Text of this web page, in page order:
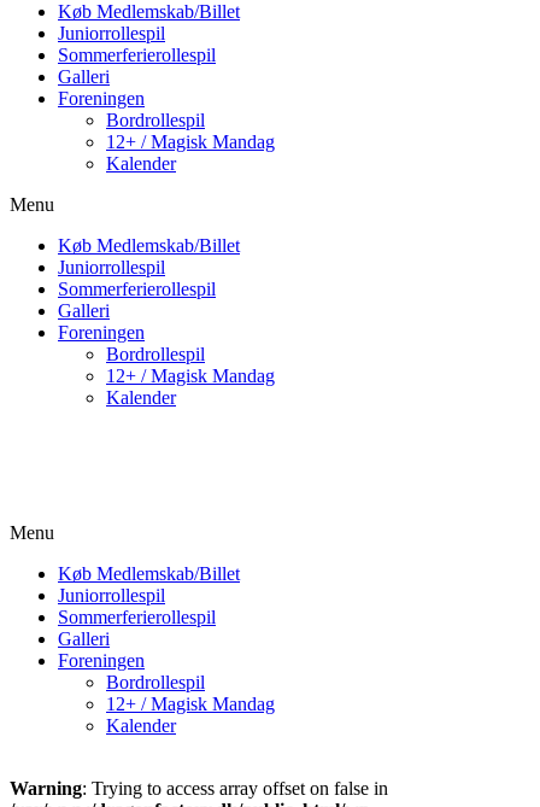
Køb Medlemskab/Billet
Juniorrollespil
Sommerferierollespil
Galleri
Foreningen
Bordrollespil
12+ / Magisk Mandag
Kalender
Menu
Køb Medlemskab/Billet
Juniorrollespil
Sommerferierollespil
Galleri
Foreningen
Bordrollespil
12+ / Magisk Mandag
Kalender
Menu
Køb Medlemskab/Billet
Juniorrollespil
Sommerferierollespil
Galleri
Foreningen
Bordrollespil
12+ / Magisk Mandag
Kalender
Warning: Trying to access array offset on false in